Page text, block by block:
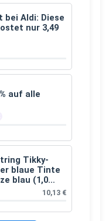
bei Aldi: Diese
nur 3,49
auf alle
Tikky-
blaue Tinte
blau (1,0
10,13 €